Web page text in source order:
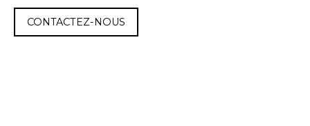
CONTACTEZ-NOUS